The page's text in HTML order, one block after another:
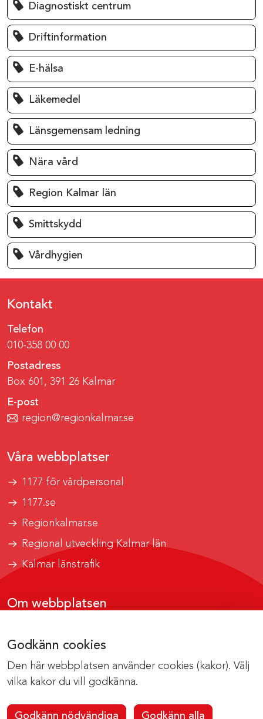
Godkänn cookies
Den här webbplatsen använder cookies (kakor). Välj
vilka kakor du vill godkänna.
Godkänn nödvändiga Godkänn alla
Diagnostiskt centrum
Driftinformation
E-hälsa
Läkemedel
Länsgemensam ledning
Nära vård
Region Kalmar län
Smittskydd
Vårdhygien
Kontakt
Telefon
010-358 00 00
Postadress
Box 601, 391 26 Kalmar
E-post
region@regionkalmar.se
Våra webbplatser
1177 för vårdpersonal
1177.se
Regionkalmar.se
Regional utveckling Kalmar län
Kalmar länstrafik
Om webbplatsen
Om cookies
Kontakta webbredaktionen